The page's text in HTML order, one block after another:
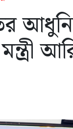
মন্ত্রী